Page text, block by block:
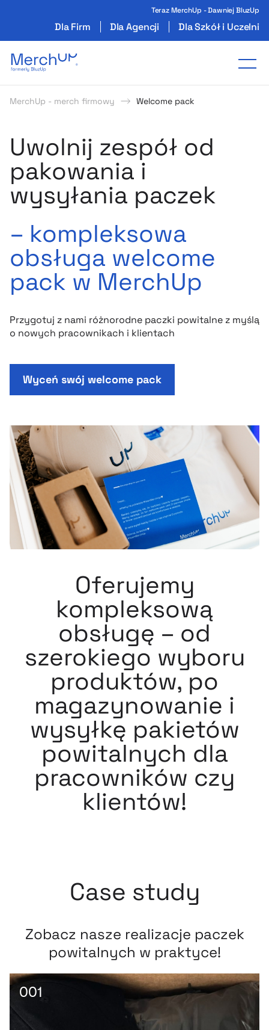
Teraz MerchUp - Dawniej BluzUp
Dla Firm Dla Agencji Dla Szkół i Uczelni
Odzież reklamowa z nadrukiem i gadżety
MerchUp - merch firmowy Welcome pack
Uwolnij zespół od
pakowania i
wysyłania paczek
– kompleksowa
obsługa welcome
pack w MerchUp
Przygotuj z nami różnorodne paczki powitalne z myślą
o nowych pracownikach i klientach
Wyceń swój welcome pack
Oferujemy
kompleksową
obsługę – od
szerokiego wyboru
produktów, po
magazynowanie i
wysyłkę pakietów
powitalnych dla
pracowników czy
klientów!
Case study
Zobacz nasze realizacje paczek
powitalnych w praktyce!